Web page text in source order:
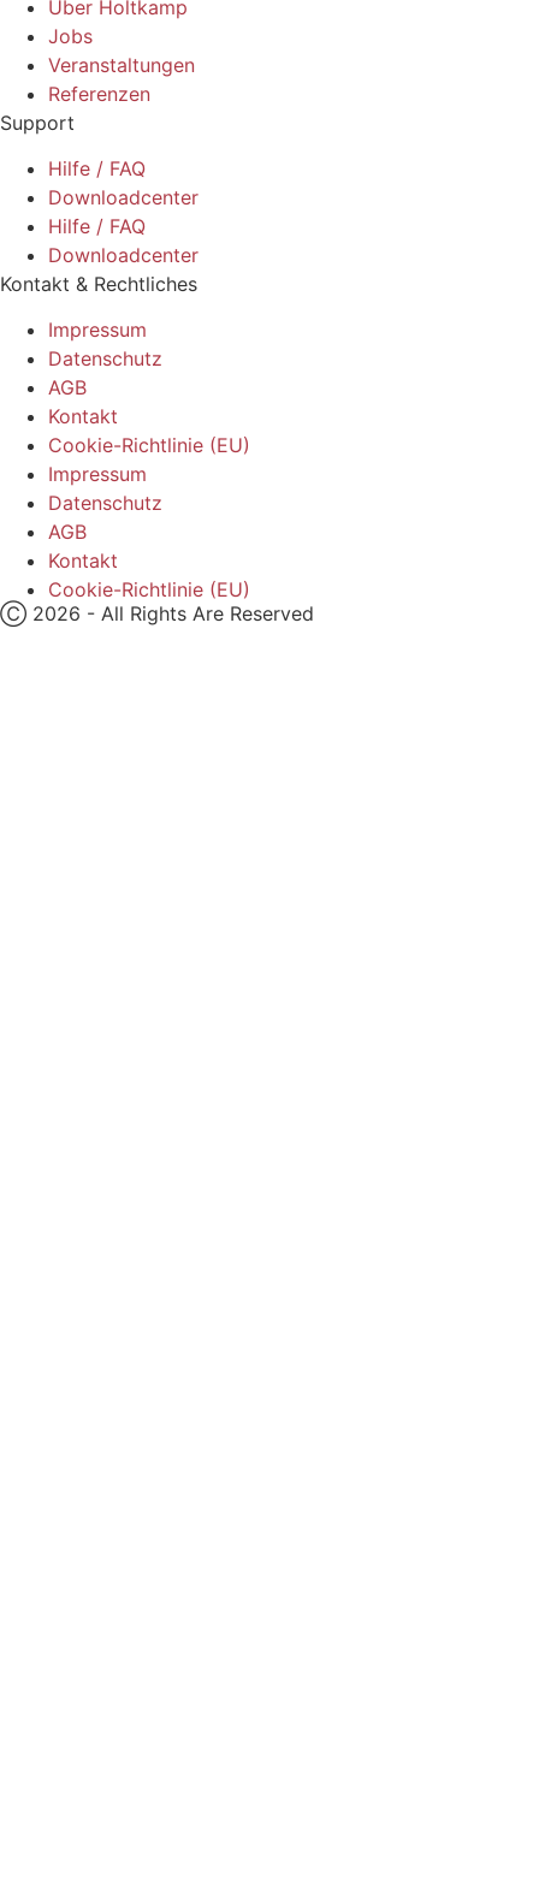
Über Holtkamp
Jobs
Veranstaltungen
Referenzen
Support
Hilfe / FAQ
Downloadcenter
Hilfe / FAQ
Downloadcenter
Kontakt & Rechtliches
Impressum
Datenschutz
AGB
Kontakt
Cookie-Richtlinie (EU)
Impressum
Datenschutz
AGB
Kontakt
Cookie-Richtlinie (EU)
Ⓒ 2026 - All Rights Are Reserved